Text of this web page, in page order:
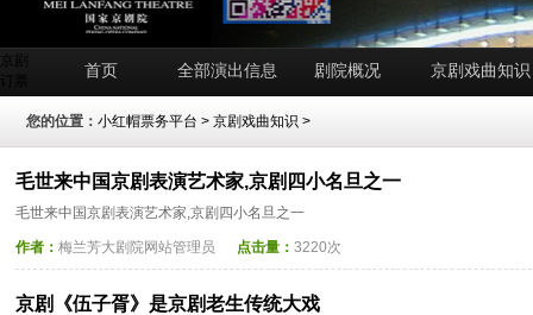
首页 全部演出信息 剧院概况 京剧戏曲知识
您的位置： 小红帽票务平台 > 京剧戏曲知识 >
毛世来中国京剧表演艺术家,京剧四小名旦之一
毛世来中国京剧表演艺术家,京剧四小名旦之一
作者： 梅兰芳大剧院网站管理员 点击量： 3220次
京剧《伍子胥》是京剧老生传统大戏